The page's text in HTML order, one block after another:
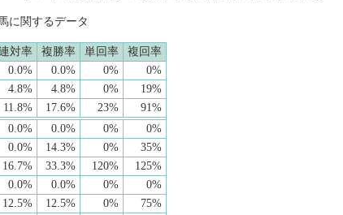
に関するデータ
対率 複勝率 単回率 複回率
0.0% 0.0% 0%
0%
4.8% 4.8% 0%
19%
11.8% 17.6% 23% 91%
0.0% 0.0% 0%
0%
0.0% 14.3% 0%
35%
16.7% 33.3% 120%
125%
0.0% 0.0% 0%
0%
12.5% 12.5% 0%
75%